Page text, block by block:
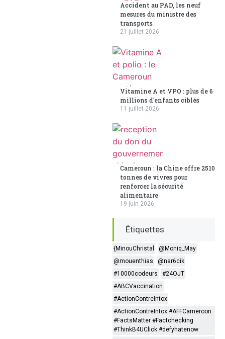
Accident au PAD, les neuf
mesures du ministre des
transports
21 juillet 2026
Vitamine A et VPO : plus de 6
millions d'enfants ciblés
11 juillet 2026
Cameroun : la Chine offre 2510
tonnes de vivres pour
renforcer la sécurité
alimentaire
19 juin 2026
Étiquettes
{MinouChristal
@Moniq_May
@mouenthias
@nar6cik
#10000codeurs
#24OJT
#ABCVaccination
#ActionContreIntox
#ActionContreIntox #AFFCameroon
#FactsMatter #Factchecking
#ThinkB4UClick #defyhatenow